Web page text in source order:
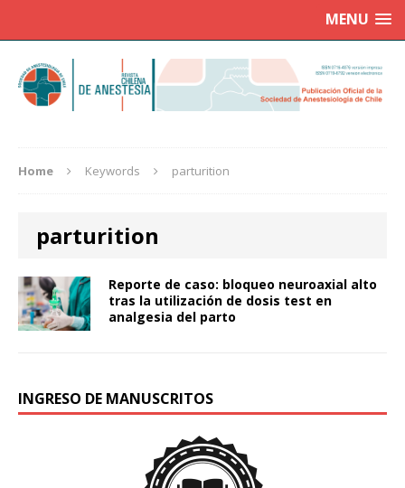
MENU
Home Keywords parturition
parturition
Reporte de caso: bloqueo neuroaxial alto
tras la utilización de dosis test en
analgesia del parto
INGRESO DE MANUSCRITOS